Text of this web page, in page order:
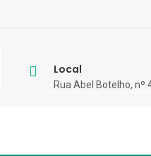
Local
Rua Abel Botelho, nº